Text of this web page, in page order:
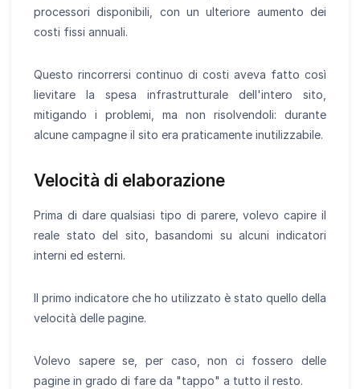
processori disponibili, con un ulteriore aumento dei
costi fissi annuali.
Questo rincorrersi continuo di costi aveva fatto così
lievitare la spesa infrastrutturale dell'intero sito,
mitigando i problemi, ma non risolvendoli: durante
alcune campagne il sito era praticamente inutilizzabile.
Velocità di elaborazione
Prima di dare qualsiasi tipo di parere, volevo capire il
reale stato del sito, basandomi su alcuni indicatori
interni ed esterni.
Il primo indicatore che ho utilizzato è stato quello della
velocità delle pagine.
Volevo sapere se, per caso, non ci fossero delle
pagine in grado di fare da "tappo" a tutto il resto.